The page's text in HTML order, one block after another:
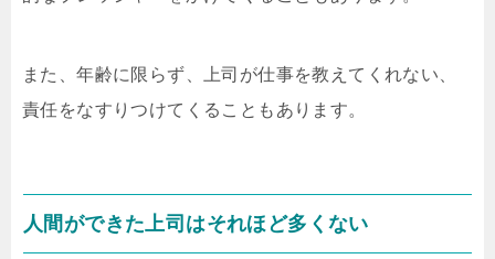
また、年齢に限らず、上司が仕事を教えてくれない、
責任をなすりつけてくることもあります。
人間ができた上司はそれほど多くない